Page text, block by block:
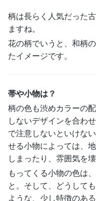
柄は長らく人気だった
ますね。
花の柄でいうと、和柄
たイメージです。
帯や小物は？
柄の色も渋めカラーの
しないデザインを合わ
で注意しないといけな
せる小物によっては、
しまったり、雰囲気を
もってくる小物の色は
と。そして、どうして
ような、少し特徴のあ